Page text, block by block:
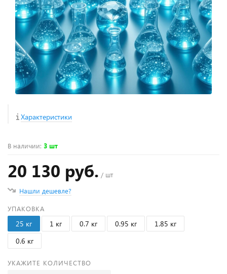
Характеристики
В наличии: 3 шт
20 130 руб. / шт
Нашли дешевле?
УПАКОВКА
25 кг 1 кг 0.7 кг 0.95 кг
1.85 кг
0.6 кг
УКАЖИТЕ КОЛИЧЕСТВО